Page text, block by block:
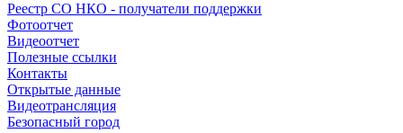
Реестр СО НКО - получатели поддержки
Фотоотчет
Видеоотчет
Полезные ссылки
Контакты
Открытые данные
Видеотрансляция
Безопасный город